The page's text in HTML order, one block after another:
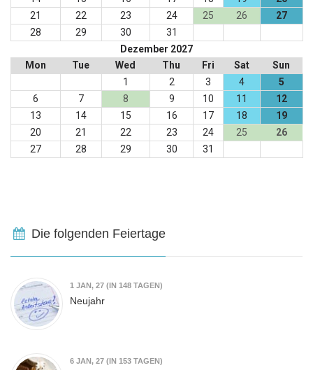
21
22 23 24 25 26
27
28
29 30
31
Dezember 2027
Mon
Tue Wed Thu Fri Sat
Sun
1
2 3 4
5
6
7 8 9 10 11
12
13
14 15 16 17 18
19
20
21 22 23 24 25
26
27
28 29 30 31
Die folgenden Feiertage
1 JAN, 27 (IN 148 TAGEN)
Neujahr
6 JAN, 27 (IN 153 TAGEN)